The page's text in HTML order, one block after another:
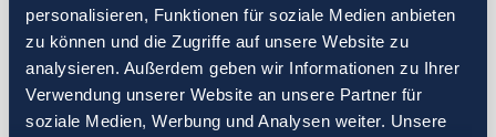
personalisieren, Funktionen für soziale Medien anbieten
zu können und die Zugriffe auf unsere Website zu
analysieren. Außerdem geben wir Informationen zu Ihrer
Verwendung unserer Website an unsere Partner für
soziale Medien, Werbung und Analysen weiter. Unsere